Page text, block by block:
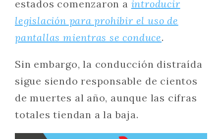
estados comenzaron a introducir
legislación para prohibir el uso de
pantallas mientras se conduce.
Sin embargo, la conducción distraída
sigue siendo responsable de cientos
de muertes al año, aunque las cifras
totales tiendan a la baja.